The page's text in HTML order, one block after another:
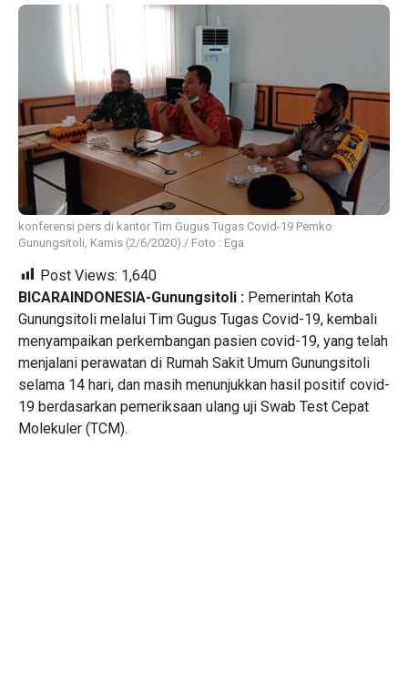
konferensi pers di kantor Tim Gugus Tugas Covid-19 Pemko
Gunungsitoli, Kamis (2/6/2020)./ Foto : Ega
Post Views: 1,640
BICARAINDONESIA-Gunungsitoli : Pemerintah Kota
Gunungsitoli melalui Tim Gugus Tugas Covid-19, kembali
menyampaikan perkembangan pasien covid-19, yang telah
menjalani perawatan di Rumah Sakit Umum Gunungsitoli
selama 14 hari, dan masih menunjukkan hasil positif covid-
19 berdasarkan pemeriksaan ulang uji Swab Test Cepat
Molekuler (TCM).